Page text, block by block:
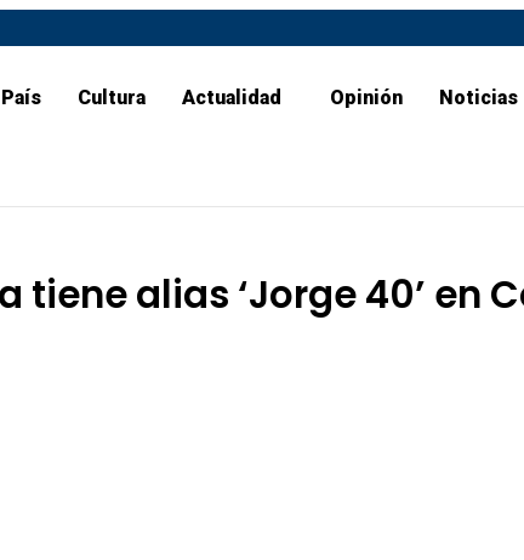
País Cultura Actualidad Opinión Noticias
tiene alias ‘Jorge 40’ en